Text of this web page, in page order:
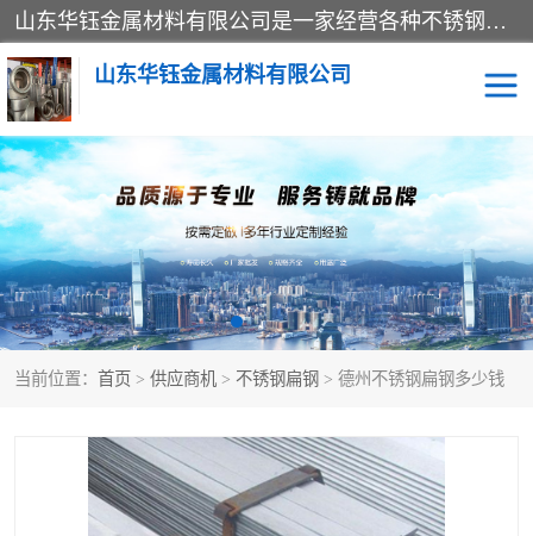
山东华钰金属材料有限公司是一家经营各种不锈钢管材、板材、圆钢、法兰、封头、型材等产品的公司；主营产品有：不锈钢管，激光切割，管件标准件，不锈钢圆钢，不锈钢人孔，不锈钢亮管，不锈钢角钢，不锈钢加工，不锈钢管子，不锈钢工业方管，不锈钢封头，不锈钢法兰，不锈钢阀门，不锈钢槽钢，不锈钢扁钢，不锈钢板等；可为客户制作各种规格的型材及不锈钢配件、非标准件及各种容器具等，能满足客户的不同采购要求。
山东华钰金属材料有限公司
当前位置： 首页 > 供应商机 > 不锈钢扁钢 > 德州不锈钢扁钢多少钱
不锈钢管 激光切割
管件标准件 不锈钢圆钢
不锈钢人孔 不锈钢亮管
不锈钢角钢 不锈钢加工
不锈钢板 不锈钢工业方管
不锈钢封头 不锈钢法兰